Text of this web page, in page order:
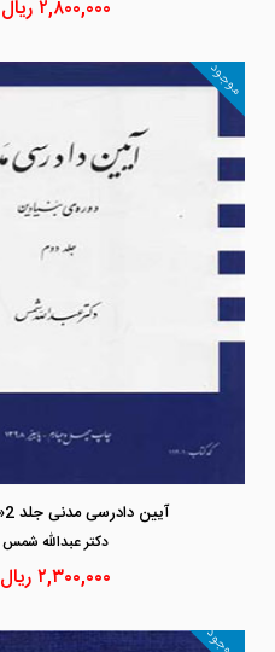
۲,۸۰۰,۰۰۰ریال
موجود
آیین دادرسی مدنی جلد 2«بنیادین»
دكتر عبدالله شمس
۲,۳۰۰,۰۰۰ریال